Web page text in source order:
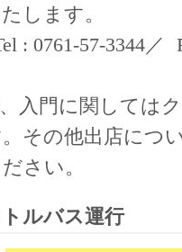
します。
: 0761-57-3344／
入門に関しては
その他出店につ
さい。
ルバス運行